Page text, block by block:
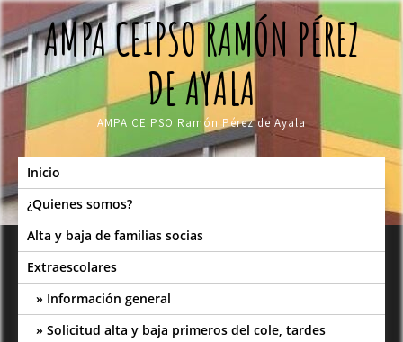
Skip
to
contentAMPA CEIPSO RAMÓN PÉREZ
DE AYALA
AMPA CEIPSO Ramón Pérez de Ayala
Inicio
¿Quienes somos?
Alta y baja de familias socias
Extraescolares
Información general
Solicitud alta y baja primeros del cole, tardes